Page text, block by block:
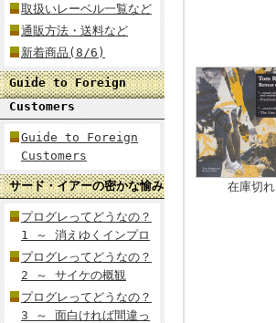
取扱いレーベル一覧など
通販方法・送料など
新着商品(8/6)
Guide to Foreign
Customers
Guide to Foreign
Customers
サード・イアーの密かな愉み
プログレってどうなの？
1 ～ 消えゆくインプロ
プログレってどうなの？
2 ～ サイケの概観
プログレってどうなの？
3 ～ 面白ければ間違っ
在庫切れ